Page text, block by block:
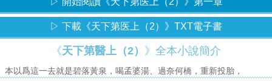
▷ 下載《天下第医上（2）》TXT電子書
《天下第醫上（2） 》全本小說簡介
本以爲這一去就是碧落黃泉，喝孟婆湯、過奈何橋，重新投胎，